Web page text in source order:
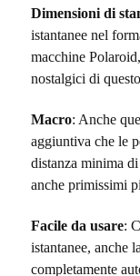
Dimensioni di
istantanee nel
macchine
nostalgici di
Macro: Anche
aggiuntiva che le
distanza minima
anche primissimi
Facile da usare:
istantanee, anche
completamente